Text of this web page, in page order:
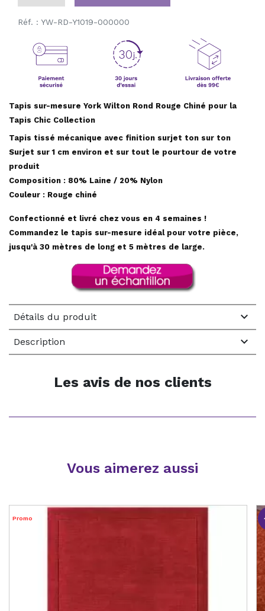
Réf. : YW-RD-Y1019-000000
Tapis sur-mesure York Wilton Rond Rouge Chiné pour la
Tapis Chic Collection
Tapis tissé mécanique avec finition surjet ton sur ton
Surjet sur 1 cm environ et sur tout le pourtour de votre
produit
Composition : 80% Laine / 20% Nylon
Couleur : Rouge chiné
Confectionné et livré chez vous en 4 semaines !
Commandez le tapis sur-mesure idéal pour votre pièce,
jusqu'à 30 mètres de long et 5 mètres de large.
Détails du produit 
Description 
Les avis de nos clients
Vous aimerez aussi
Promo